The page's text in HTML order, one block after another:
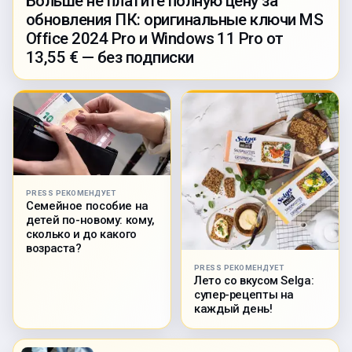
обновления ПК: оригинальные ключи MS
Office 2024 Pro и Windows 11 Pro от
13,55 € — без подписки
PRESS РЕКОМЕНДУЕТ
Семейное пособие на
детей по-новому: кому,
сколько и до какого
возраста?
PRESS РЕКОМЕНДУЕТ
Лето со вкусом Selga:
супер-рецепты на
каждый день!